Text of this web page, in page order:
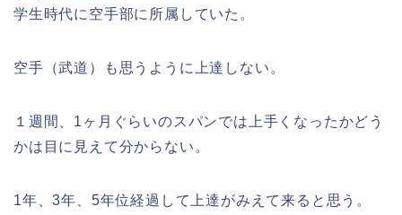
学生時代に空手部に所属していた。
空手（武道）も思うように上達しない。
１週間、1ヶ月ぐらいのスパンでは上手くなったかどう
かは目に見えて分からない。
1年、3年、5年位経過して上達がみえて来ると思う。